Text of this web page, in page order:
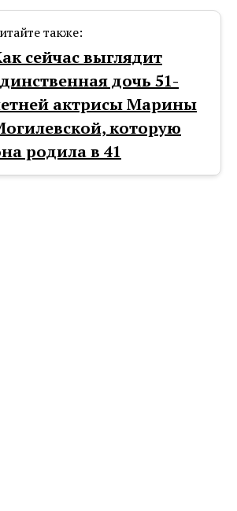
также:
сейчас выглядит
дочь 51-
актрисы Марины
которую
родила в 41